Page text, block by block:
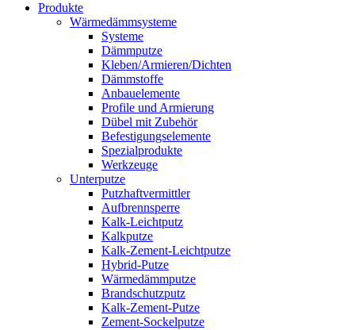
Produkte
Wärmedämmsysteme
Systeme
Dämmputze
Kleben/Armieren/Dichten
Dämmstoffe
Anbauelemente
Profile und Armierung
Dübel mit Zubehör
Befestigungselemente
Spezialprodukte
Werkzeuge
Unterputze
Putzhaftvermittler
Aufbrennsperre
Kalk-Leichtputz
Kalkputze
Kalk-Zement-Leichtputze
Hybrid-Putze
Wärmedämmputze
Brandschutzputz
Kalk-Zement-Putze
Zement-Sockelputze